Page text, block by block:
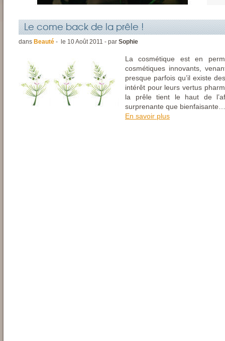
Le come back de la prêle !
dans Beauté - le 10Août2011 - par Sophie
La cosmétique est en
cosmétiques innovants,
presque parfois qu’il existe
intérêt pour leurs vertus
la prêle tient le haut de
surprenante que bienfaisante…
En savoir plus